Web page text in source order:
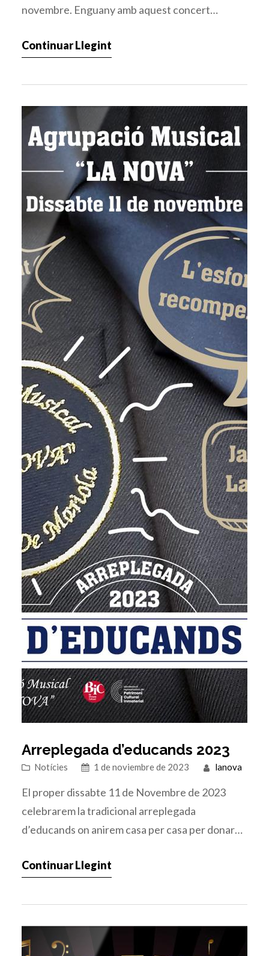
novembre. Enguany amb aquest concert
capdavant de la banda durant 15 anys i donarem
Ángel Grau Martínez, amb el que esperem
gaudir fent música…
Continuar Llegint
Arreplegada d’educands 2023
Notícies 1 de noviembre de 2023 lanova
El proper dissabte 11 de Novembre de 2023
celebrarem la tradicional arreplegada
d’educands on anirem casa per casa per donar
d’enguany.
Continuar Llegint